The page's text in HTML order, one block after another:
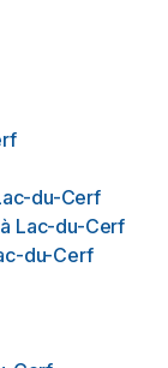
du-Cerf
à Lac-du-Cerf
du-Cerf